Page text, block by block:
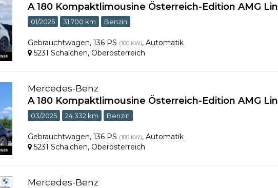
A 180 Kompaktlimousine Österreich-Edition AMG Lin
01/2025 31.700 km Benzin
Gebrauchtwagen,136 PS (100 KW),Automatik
5231 Schalchen, Oberösterreich
Mercedes-Benz
A 180 Kompaktlimousine Österreich-Edition AMG Lin
03/2025 24.332 km Benzin
Gebrauchtwagen,136 PS (100 KW),Automatik
5231 Schalchen, Oberösterreich
Mercedes-Benz